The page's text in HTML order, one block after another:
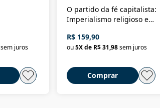
sem juros
O partido da fé capitalista:
Imperialismo religioso e
Brasil
R$ 159,90
ou5X de R$ 31,98sem juros
Comprar